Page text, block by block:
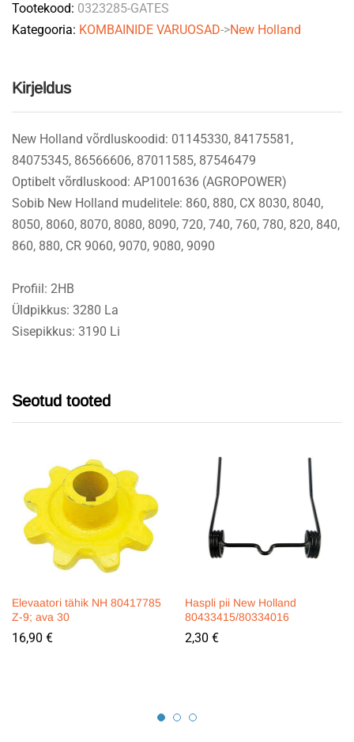
GATES
AGRI
Tootekood: 0323285-GATES
Kategooria: KOMBAINIDE VARUOSAD->New Holland
Kirjeldus
New Holland võrdluskoodid: 01145330, 84175581,
84075345, 86566606, 87011585, 87546479
Optibelt võrdluskood: AP1001636 (AGROPOWER)
Sobib New Holland mudelitele: 860, 880, CX 8030, 8040,
8050, 8060, 8070, 8080, 8090, 720, 740, 760, 780, 820, 840,
860, 880, CR 9060, 9070, 9080, 9090
Profiil: 2HB
Üldpikkus: 3280 La
Sisepikkus: 3190 Li
Seotud tooted
Elevaatori tähik NH 80417785
Z-9; ava 30
16,90 €
Haspli pii New Holland
80433415/80334016
2,30 €